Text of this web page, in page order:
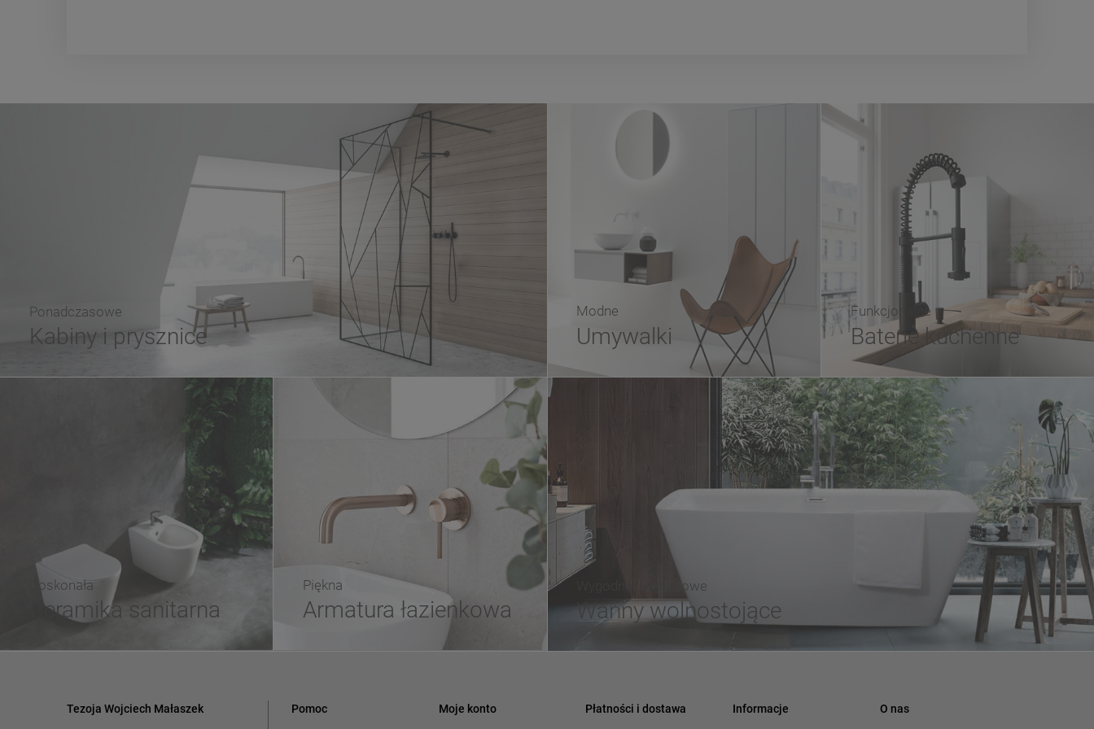
Ponadczasowe
Kabiny i prysznice
Modne
Umywalki
Funkcjonalne
Baterie kuchenne
Wygodne i luksusowe
Wanny wolnostojące
Doskonała
Ceramika sanitarna
Piękna
Armatura łazienkowa
Tezoja Wojciech Małaszek Pomoc Moje konto Płatności i dostawa Informacje O nas